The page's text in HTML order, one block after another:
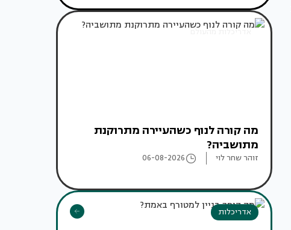
אדריכלות מהעולם
מה קורה לנוף כשהעיירה מתרוקנת
מתושביה?
זוהר שחר לוי 06-08-2026
אדריכלות